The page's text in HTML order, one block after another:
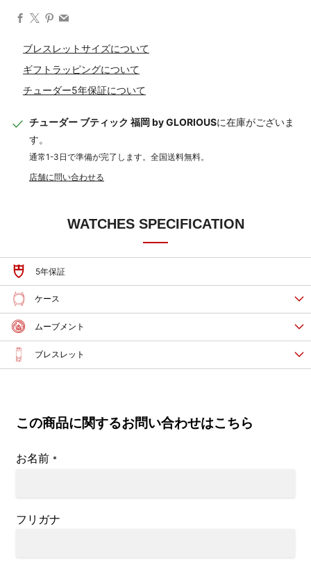
ブレスレットサイズについて
ギフトラッピングについて
チューダー5年保証について
チューダー ブティック 福岡 by GLORIOUSに在庫がございま
す。
通常1-3日で準備が完了します。全国送料無料。
店舗に問い合わせる
WATCHES SPECIFICATION
5年保証
ケース
ムーブメント
ブレスレット
この商品に関するお問い合わせはこちら
お名前 *
フリガナ